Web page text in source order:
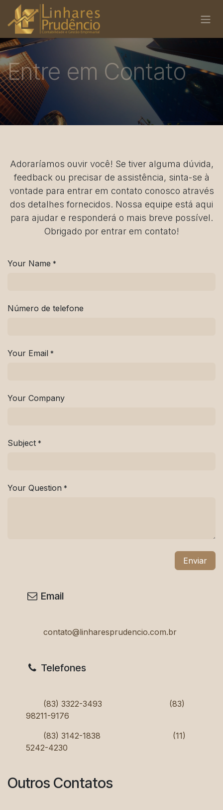
Pular para o conteúdo
Entre em Contato
Adoraríamos ouvir você! Se tiver alguma dúvida,
feedback ou precisar de assistência, sinta-se à
vontade para entrar em contato conosco através
dos detalhes fornecidos. Nossa equipe está aqui
para ajudar e responderá o mais breve possível.
Obrigado por entrar em contato!
Your Name *
Número de telefone
Your Email *
Your Company
Subject *
Your Question *
Enviar
Email
contato@linharesprudencio.com.br
Telefones
(83) 3322-3493
(83)
98211-9176
(83) 3142-1838
(11)
5242-4230
Outros Contatos